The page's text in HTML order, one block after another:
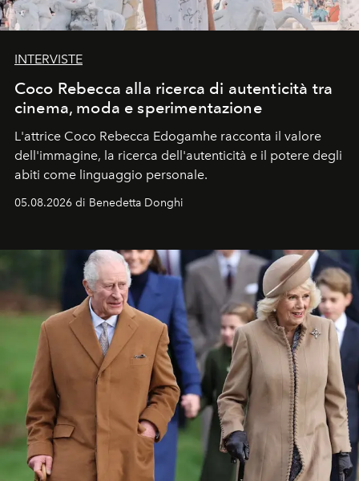
INTERVISTE
Coco Rebecca alla ricerca di autenticità tra
cinema, moda e sperimentazione
L'attrice Coco Rebecca Edogamhe racconta il valore
dell'immagine, la ricerca dell'autenticità e il potere degli
abiti come linguaggio personale.
05.08.2026 di Benedetta Donghi